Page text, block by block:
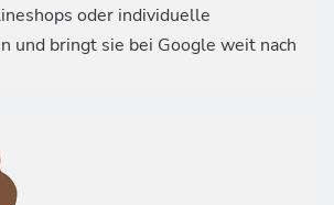
oder individuelle
und bringt sie bei Google weit nach